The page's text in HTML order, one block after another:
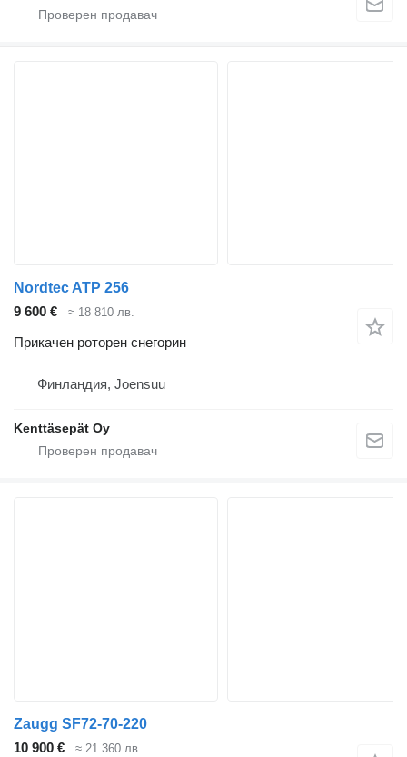
Nordtec ATP 256
9 600 €
≈ 18 810 лв.
Прикачен роторен снегорин
Финландия, Joensuu
Kenttäsepät Oy
Zaugg SF72-70-220
10 900 €
≈ 21 360 лв.